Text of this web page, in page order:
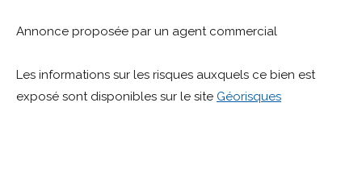
Annonce proposée par un agent commercial
Les informations sur les risques auxquels ce bien est
exposé sont disponibles sur le site Géorisques